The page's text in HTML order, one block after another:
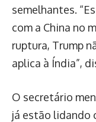
semelhantes.
com a China no
ruptura, Trump
aplica à Índia”,
O secretário
já estão lidando